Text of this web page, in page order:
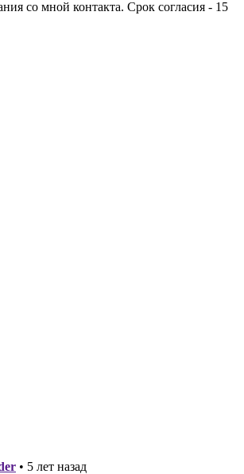
со мной контакта. Срок согласия - 15